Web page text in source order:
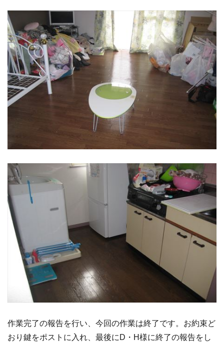
作業完了の報告を行い、今回の作業は終了です。お約束ど
おり鍵をポストに入れ、最後にD・H様に終了の報告をし